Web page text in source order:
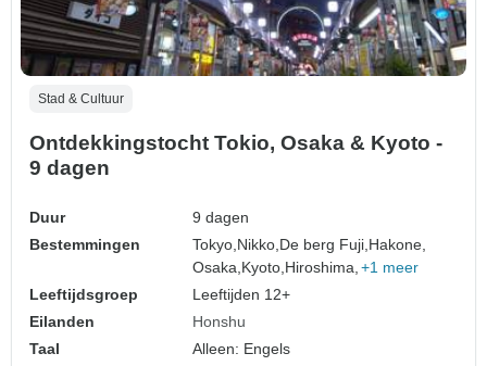
Stad & Cultuur
Ontdekkingstocht Tokio, Osaka & Kyoto -
9 dagen
Duur
9 dagen
Bestemmingen
Tokyo,Nikko,De berg Fuji,Hakone,
Osaka,Kyoto,Hiroshima, +1 meer
Leeftijdsgroep
Leeftijden 12+
Eilanden
Honshu
Taal
Alleen: Engels